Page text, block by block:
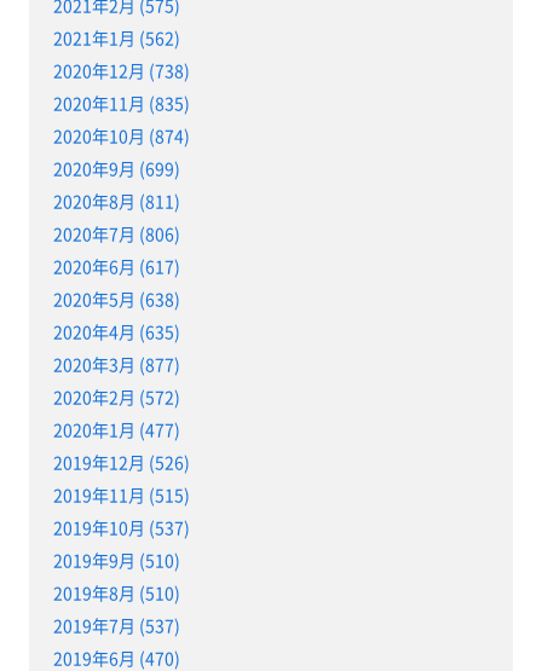
2021年2月 (575)
2021年1月 (562)
2020年12月 (738)
2020年11月 (835)
2020年10月 (874)
2020年9月 (699)
2020年8月 (811)
2020年7月 (806)
2020年6月 (617)
2020年5月 (638)
2020年4月 (635)
2020年3月 (877)
2020年2月 (572)
2020年1月 (477)
2019年12月 (526)
2019年11月 (515)
2019年10月 (537)
2019年9月 (510)
2019年8月 (510)
2019年7月 (537)
2019年6月 (470)